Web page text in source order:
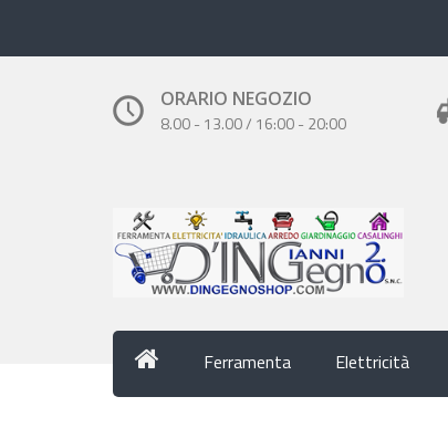
ORARIO NEGOZIO
8.00 - 13.00 / 16:00 - 20:00
Ferramenta Elettricità